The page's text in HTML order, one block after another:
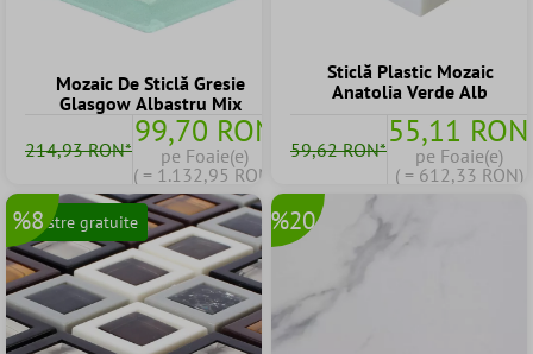
Mozaic De Sticlă Gresie
Glasgow Albastru Mix
214,93 RON*99,70 RON
pe Foaie(e)
( = 1.132,95 RON)
Sticlă Plastic Mozaic
Anatolia Verde Alb
59,62 RON*55,11 RON
pe Foaie(e)
( = 612,33 RON)
Mostre gratuite
%8 %20